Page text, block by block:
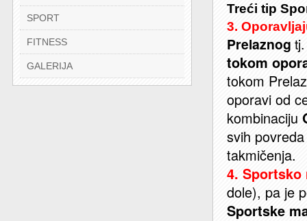
SPORT
FITNESS
GALERIJA
Treći tip
3.
Prelaznog tj.
tokom
tokom
oporavi od
kombinaciju
svih
takmičenja.
4. Sportsko
dole), pa je
Sportske